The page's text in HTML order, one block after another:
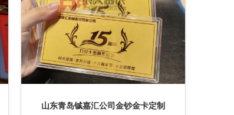
山东青岛铖嘉汇公司金钞金卡定制